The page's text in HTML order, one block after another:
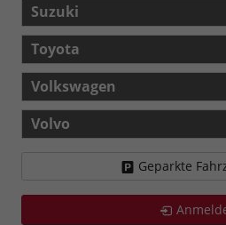
Suzuki
Toyota
Volkswagen
Volvo
Geparkte